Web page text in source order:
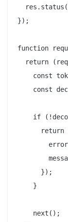
});
function
return
const
const
if
return
      });
    }
    next();